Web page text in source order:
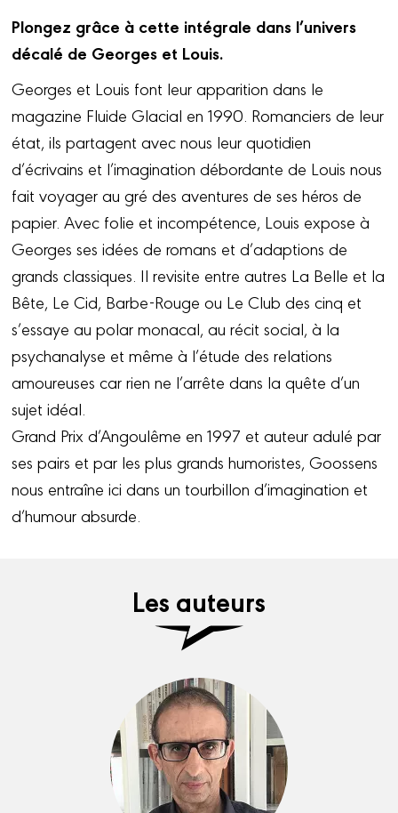
Plongez grâce à cette intégrale dans l’univers
décalé de Georges et Louis.
Georges et Louis font leur apparition dans le
magazine Fluide Glacial en 1990. Romanciers de leur
état, ils partagent avec nous leur quotidien
d’écrivains et l’imagination débordante de Louis nous
fait voyager au gré des aventures de ses héros de
papier. Avec folie et incompétence, Louis expose à
Georges ses idées de romans et d’adaptions de
grands classiques. Il revisite entre autres La Belle et la
Bête, Le Cid, Barbe-Rouge ou Le Club des cinq et
s’essaye au polar monacal, au récit social, à la
psychanalyse et même à l’étude des relations
amoureuses car rien ne l’arrête dans la quête d’un
sujet idéal.
Grand Prix d’Angoulême en 1997 et auteur adulé par
ses pairs et par les plus grands humoristes, Goossens
nous entraîne ici dans un tourbillon d’imagination et
d’humour absurde.
Les auteurs